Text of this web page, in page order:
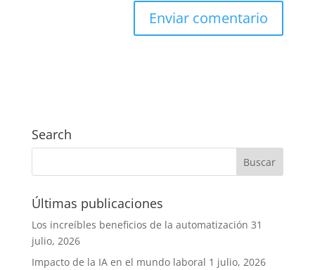
Search
Últimas publicaciones
Los increíbles beneficios de la automatización 31
julio, 2026
Impacto de la IA en el mundo laboral 1 julio, 2026